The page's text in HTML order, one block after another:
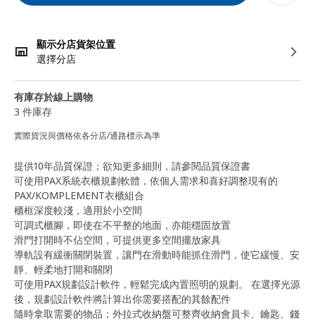
顯示分店貨架位置
選擇分店
有庫存於線上購物
3 件庫存
實際貨況與價格依各分店/通路標示為準
提供10年品質保證；欲知更多細則，請參閱品質保證書
可使用PAX系統衣櫃規劃軟體，依個人需求和喜好調整現有的
PAX/KOMPLEMENT衣櫃組合
櫃框深度較淺，適用於小空間
可調式櫃腳，即使在不平整的地面，亦能穩固放置
滑門打開時不佔空間，可提供更多空間擺放家具
導軌設有緩衝關閉裝置，讓門在滑動時能抓住滑門，使它緩慢、安
靜、輕柔地打開和關閉
可使用PAX規劃設計軟件，輕鬆完成內置照明的規劃。 在選擇光源
後，規劃設計軟件將計算出你需要搭配的其餘配件
隨時拿取需要的物品；外拉式收納盤可整齊收納會員卡、鑰匙、錢